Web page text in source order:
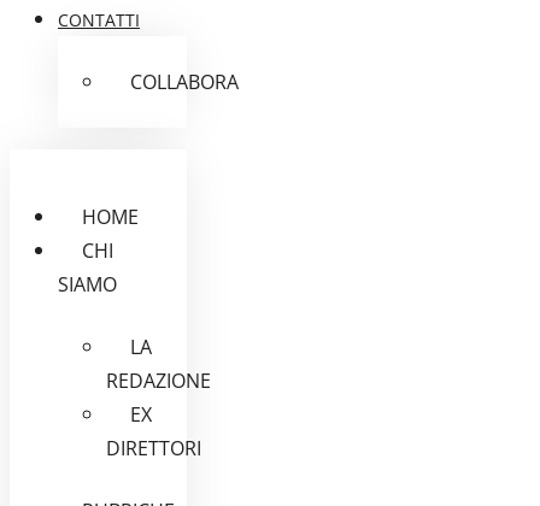
CONTATTI
COLLABORA
HOME
CHI
SIAMO
LA
REDAZIONE
EX
DIRETTORI